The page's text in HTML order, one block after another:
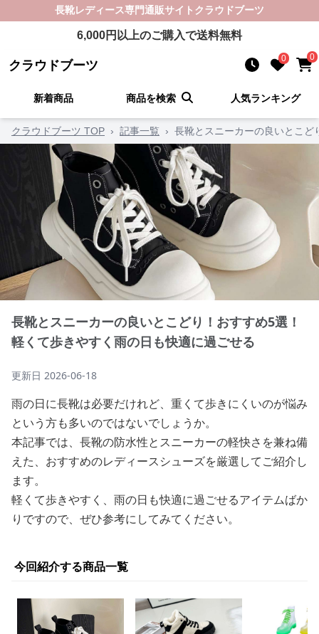
長靴レディース専門通販サイト クラウドブーツ
6,000円以上のご購入で送料無料
クラウドブーツ 0 0
新着商品 商品を検索 人気ランキング
クラウドブーツ TOP › 記事一覧 › 長靴とスニーカーの良いとこ
長靴とスニーカーの良いとこどり！おすすめ5選！
軽くて歩きやすく雨の日も快適に過ごせる
更新日 2026-06-18
雨の日に長靴は必要だけれど、重くて歩きにくいのが悩み
という方も多いのではないでしょうか。
本記事では、長靴の防水性とスニーカーの軽快さを兼ね備
えた、おすすめのレディースシューズを厳選してご紹介し
ます。
軽くて歩きやすく、雨の日も快適に過ごせるアイテムばか
りですので、ぜひ参考にしてみてください。
今回紹介する商品一覧